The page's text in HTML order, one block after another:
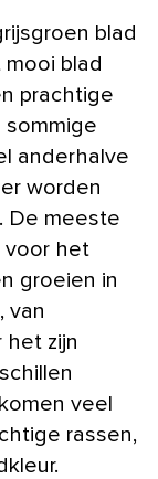
blad
blad
prachtige
sommige
anderhalve
worden
De meeste
voor het
groeien in
van
het zijn
veel
rassen,